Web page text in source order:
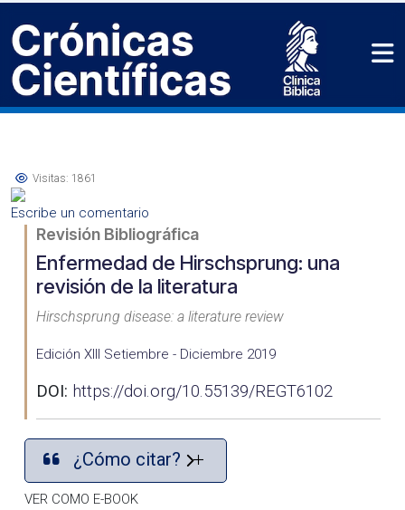
Visitas: 1861
Escribe un comentario
Revisión Bibliográfica
Enfermedad de Hirschsprung: una
revisión de la literatura
Hirschsprung disease: a literature review
Edición XIII Setiembre - Diciembre 2019
DOI: https://doi.org/10.55139/REGT6102
¿Cómo citar?
VER COMO E-BOOK